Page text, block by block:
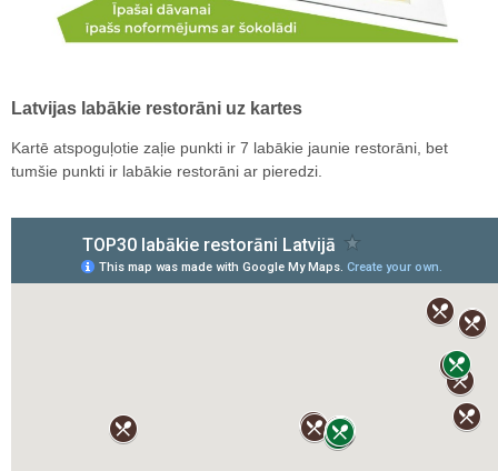
Latvijas labākie restorāni uz kartes
Kartē atspoguļotie zaļie punkti ir 7 labākie jaunie restorāni, bet
tumšie punkti ir labākie restorāni ar pieredzi.